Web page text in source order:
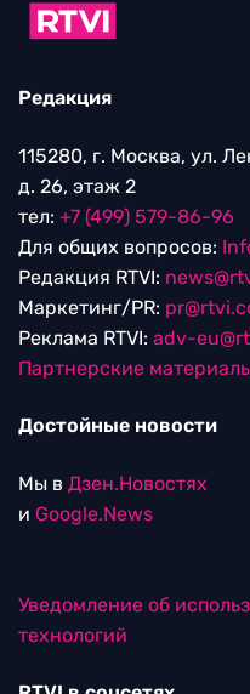
Редакция
115280, г. Москва, ул.
д. 26, этаж 2
тел: +7 (499) 579-86-96
Для общих вопросов:
Редакция RTVI:
Маркетинг/PR:
Реклама RTVI: adv-
Партнерские
Достойные новости
Мы в Дзен.Новостях
и Google.News
Уведомление об
технологий